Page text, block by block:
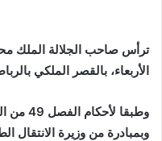
ترأس صاحب الجلالة الملك
الأربعاء، بالقصر الملكي
وطبقا
وبمبادرة من وزيرة الانتقال